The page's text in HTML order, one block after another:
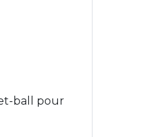
ball pour